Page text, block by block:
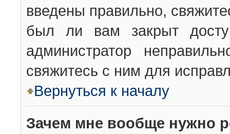
введены правильно,
был ли вам закрыт
администратор
свяжитесь с ним для
Вернуться к началу
Зачем мне вообще нужно